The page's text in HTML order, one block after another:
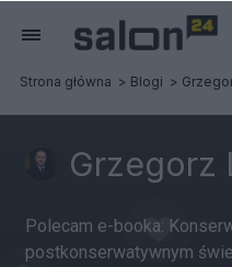
Strona główna Blogi
Grzegorz
Polecam e-booka:
postkonserwatywnym